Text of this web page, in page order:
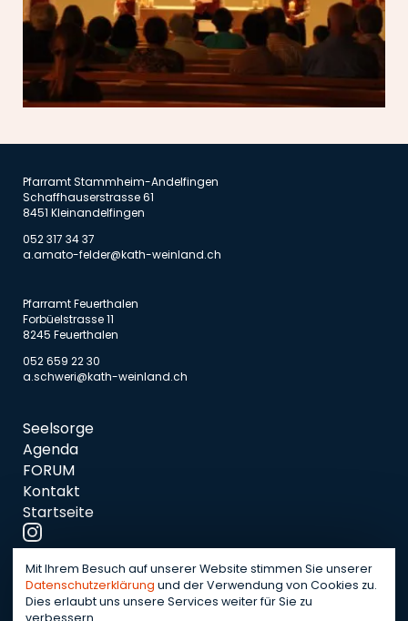
Pfarramt Stammheim-Andelfingen
Schaffhauserstrasse 61
8451 Kleinandelfingen
052 317 34 37
a.amato-felder@kath-weinland.ch
Pfarramt Feuerthalen
Forbüelstrasse 11
8245 Feuerthalen
052 659 22 30
a.schweri@kath-weinland.ch
Seelsorge
Agenda
FORUM
Kontakt
Startseite
Notfallnummer:079 754 12 37
Mit Ihrem Besuch auf unserer Website stimmen Sie unserer
Datenschutzerklärung und der Verwendung von Cookies zu.
Dies erlaubt uns unsere Services weiter für Sie zu
verbessern.